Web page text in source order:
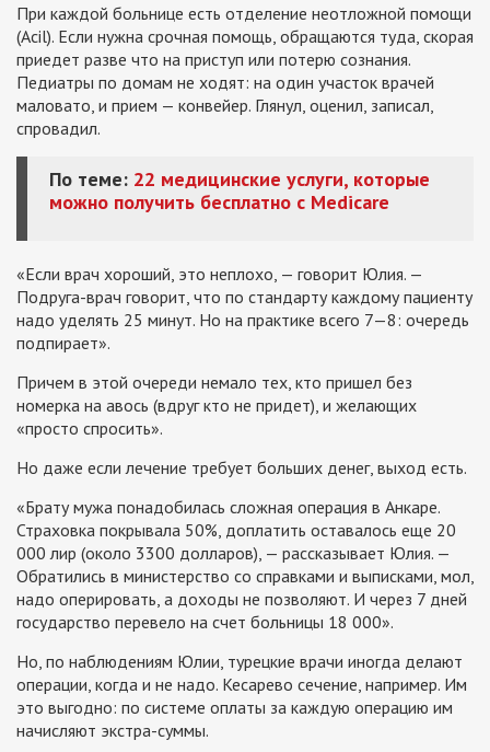
При каждой больнице есть отделение неотложной помощи
(Acil). Если нужна срочная помощь, обращаются туда, скорая
приедет разве что на приступ или потерю сознания.
Педиатры по домам не ходят: на один участок врачей
маловато, и прием — конвейер. Глянул, оценил, записал,
спровадил.
По теме: 22 медицинские услуги, которые
можно получить бесплатно с Medicare
«Если врач хороший, это неплохо, — говорит Юлия. —
Подруга-врач говорит, что по стандарту каждому пациенту
надо уделять 25 минут. Но на практике всего 7—8: очередь
подпирает».
Причем в этой очереди немало тех, кто пришел без
номерка на авось (вдруг кто не придет), и желающих
«просто спросить».
Но даже если лечение требует больших денег, выход есть.
«Брату мужа понадобилась сложная операция в Анкаре.
Страховка покрывала 50%, доплатить оставалось еще 20
000 лир (около 3300 долларов), — рассказывает Юлия. —
Обратились в министерство со справками и выписками, мол,
надо оперировать, а доходы не позволяют. И через 7 дней
государство перевело на счет больницы 18 000».
Но, по наблюдениям Юлии, турецкие врачи иногда делают
операции, когда и не надо. Кесарево сечение, например. Им
это выгодно: по системе оплаты за каждую операцию им
начисляют экстра-суммы.